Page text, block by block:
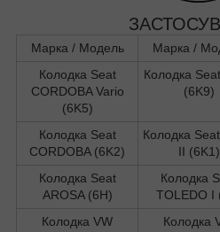
Марка / Модель Марка /
Колодка Seat
CORDOBA Vario
(6K5)
Колодка
(6K9)
Колодка Seat
CORDOBA (6K2)
Колодка
II (6K1)
Колодка Seat
AROSA (6H)
Колодка
TOLEDO I
Колодка VW
Колодка